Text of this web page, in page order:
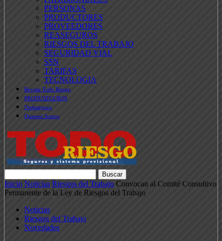
PERSONAS
PRODUCTORES
PROVEEDORES
REASEGUROS
RIESGOS DEL TRABAJO
SEGURIDAD VIAL
SSN
TARIFAS
TECNOLOGIA
Revista Todo Riesgo
PRODUSEGUROS
Ondaseguro
Quienes Somos
Inicio Noticias Riesgos del Trabajo Convocan al Comité Consultivo
Permanente de la Ley de Riesgos del Trabajo
Noticias
Riesgos del Trabajo
Novedades